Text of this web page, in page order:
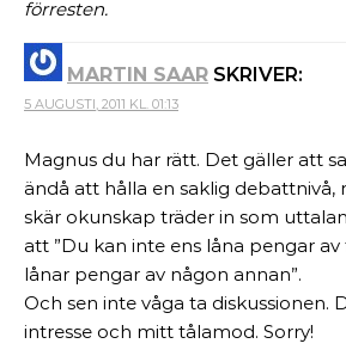
förresten.
MARTIN SAAR SKRIVER:
5 AUGUSTI, 2011 KL. 01:13
Magnus du har rätt. Det gäller att
ändå att hålla en saklig debattnivå,
skär okunskap träder in som
att ”Du kan inte ens låna pengar
lånar pengar av någon annan”.
Och sen inte våga ta diskussionen.
intresse och mitt tålamod. Sorry!